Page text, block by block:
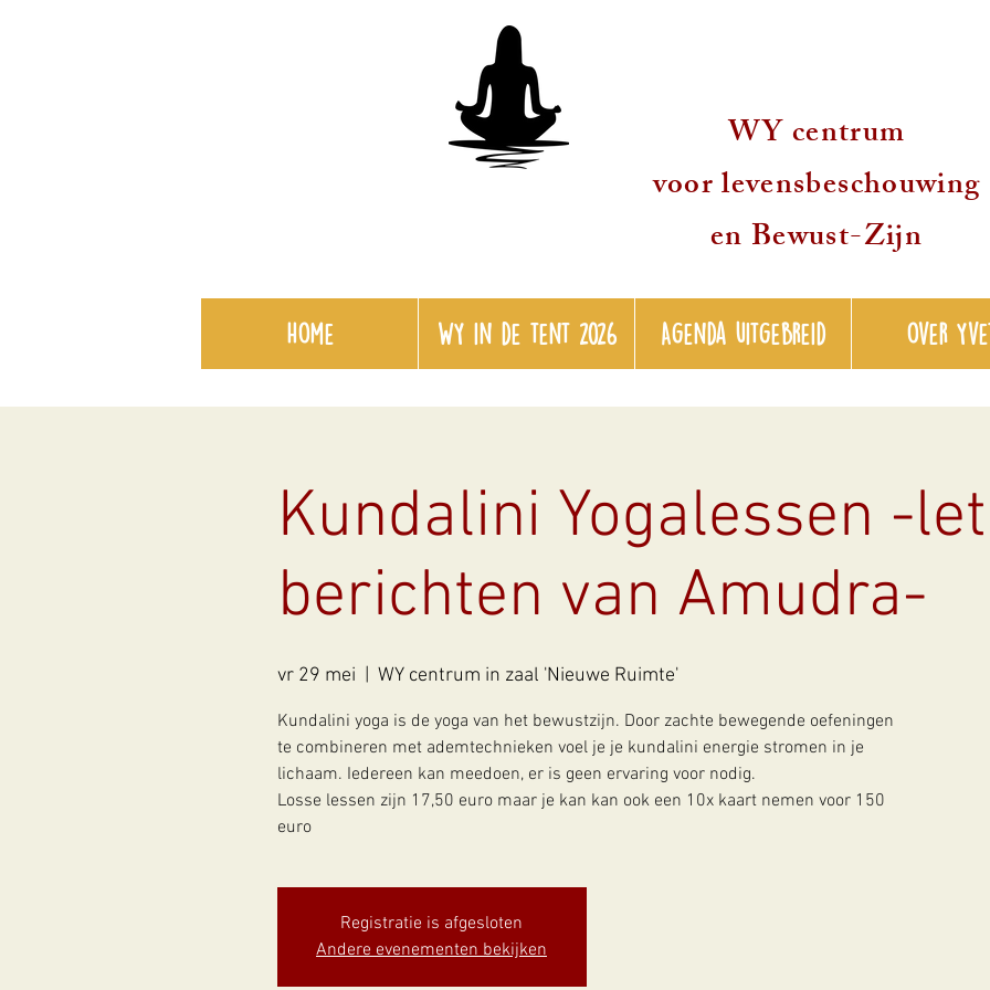
WY centrum
voor levensbeschouwing
en Bewust-Zijn
Home WY in de tent 2026 Agenda uitgebreid over
Kundalini Yogalessen -
berichten van Amudra-
vr 29 mei WY centrum in zaal 'Nieuwe Ruimte'
Kundalini yoga is de yoga van het bewustzijn. Door zachte bewegende oefeningen
te combineren met ademtechnieken voel je je kundalini energie stromen in je
lichaam. Iedereen kan meedoen, er is geen ervaring voor nodig.
Losse lessen zijn 17,50 euro maar je kan kan ook een 10x kaart nemen voor 150
euro
Registratie is afgesloten
Andere evenementen bekijken